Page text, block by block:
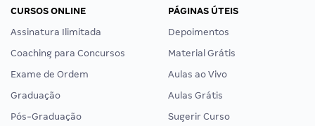
CURSOS ONLINE
Assinatura Ilimitada
Coaching para Concursos
Exame de Ordem
Graduação
Pós-Graduação
PÁGINAS ÚTEIS
Depoimentos
Material Grátis
Aulas ao Vivo
Aulas Grátis
Sugerir Curso